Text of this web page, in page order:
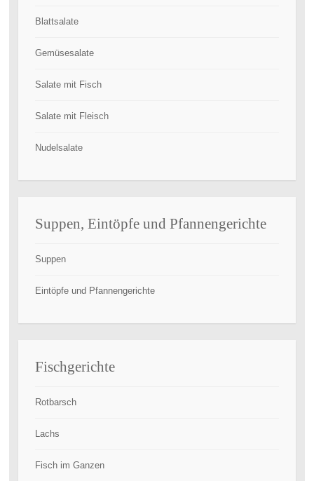
Blattsalate
Gemüsesalate
Salate mit Fisch
Salate mit Fleisch
Nudelsalate
Suppen, Eintöpfe und Pfannengerichte
Suppen
Eintöpfe und Pfannengerichte
Fischgerichte
Rotbarsch
Lachs
Fisch im Ganzen